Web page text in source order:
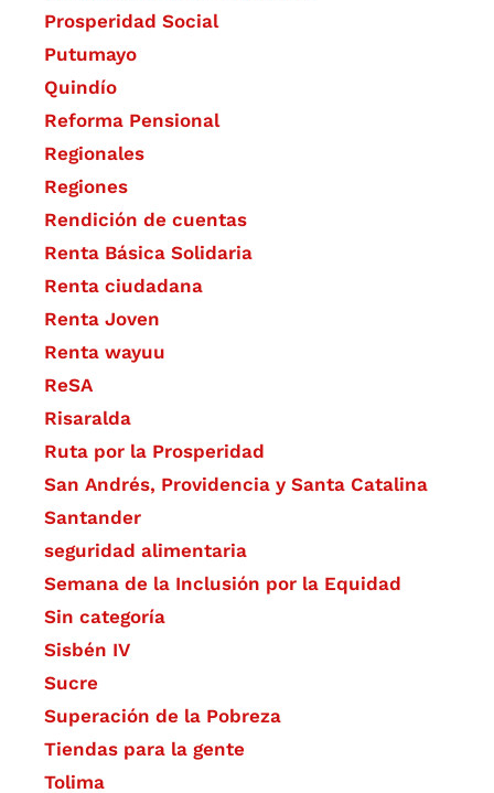
Prosperidad Social
Putumayo
Quindío
Reforma Pensional
Regionales
Regiones
Rendición de cuentas
Renta Básica Solidaria
Renta ciudadana
Renta Joven
Renta wayuu
ReSA
Risaralda
Ruta por la Prosperidad
San Andrés, Providencia y Santa Catalina
Santander
seguridad alimentaria
Semana de la Inclusión por la Equidad
Sin categoría
Sisbén IV
Sucre
Superación de la Pobreza
Tiendas para la gente
Tolima